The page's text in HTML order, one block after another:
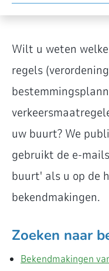
Wilt u weten
regels
uw buurt? We
gebruikt de e-
buurt' als u op de
bekendmakingen.
Zoeken naar
Bekendmakingen